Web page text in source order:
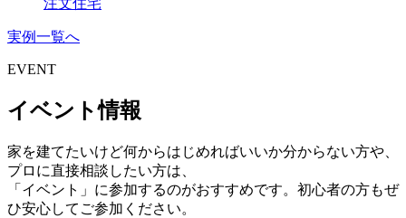
注文住宅
実例一覧へ
EVENT
イベント情報
家を建てたいけど何からはじめればいいか分からない方や、
プロに直接相談したい方は、
「イベント」に参加するのがおすすめです。初心者の方もぜ
ひ安心してご参加ください。